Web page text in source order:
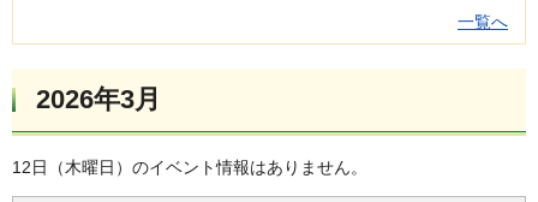
一覧へ
2026年3月
12日（木曜日）のイベント情報はありません。